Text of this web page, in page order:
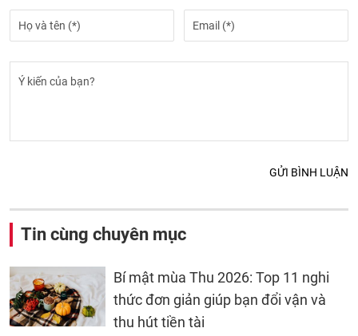
GỬI BÌNH LUẬN
Tin cùng chuyên mục
Bí mật mùa Thu 2026: Top 11 nghi
thức đơn giản giúp bạn đổi vận và
thu hút tiền tài